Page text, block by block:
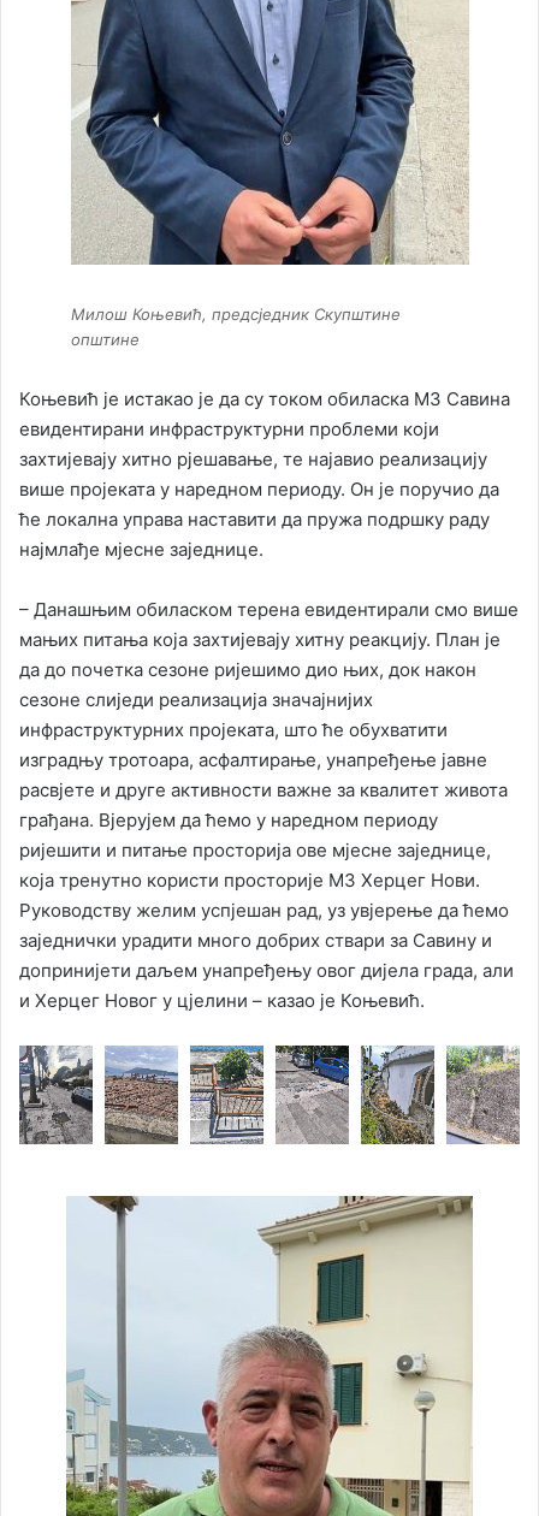
Милош Коњевић, предсједник Скупштине
општине
Коњевић је истакао је да су током обиласка МЗ Савина
евидентирани инфраструктурни проблеми који
захтијевају хитно рјешавање, те најавио реализацију
више пројеката у наредном периоду. Он је поручио да
ће локална управа наставити да пружа подршку раду
најмлађе мјесне заједнице.
– Данашњим обиласком терена евидентирали смо више
мањих питања која захтијевају хитну реакцију. План је
да до почетка сезоне ријешимо дио њих, док након
сезоне слиједи реализација значајнијих
инфраструктурних пројеката, што ће обухватити
изградњу тротоара, асфалтирање, унапређење јавне
расвјете и друге активности важне за квалитет живота
грађана. Вјерујем да ћемо у наредном периоду
ријешити и питање просторија ове мјесне заједнице,
која тренутно користи просторије МЗ Херцег Нови.
Руководству желим успјешан рад, уз увјерење да ћемо
заједнички урадити много добрих ствари за Савину и
допринијети даљем унапређењу овог дијела града, али
и Херцег Новог у цјелини – казао је Коњевић.